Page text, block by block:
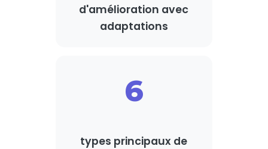
d'amélioration avec
adaptations
6
types principaux de